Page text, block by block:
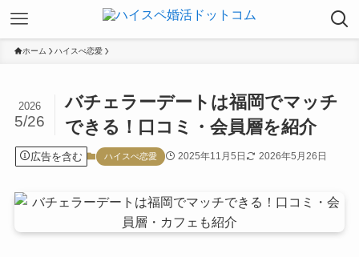
ホーム ハイスぺ恋愛
バチェラーデートは福岡でマッチ
できる！口コミ・会員層を紹介
2026
5/26
広告を含む ハイスぺ恋愛 2025年11月5日 2026年5月26日